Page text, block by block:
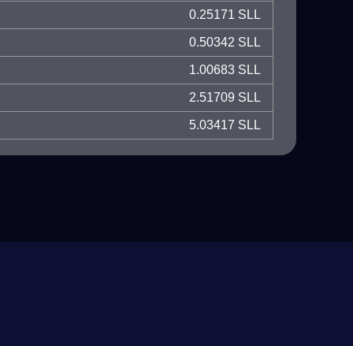
0.25171 SLL
0.50342 SLL
1.00683 SLL
2.51709 SLL
5.03417 SLL